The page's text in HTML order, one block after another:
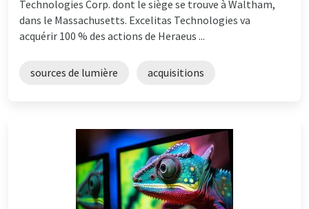
Technologies Corp. dont le siège se trouve à Waltham,
dans le Massachusetts. Excelitas Technologies va
acquérir 100 % des actions de Heraeus ...
sources de lumière acquisitions